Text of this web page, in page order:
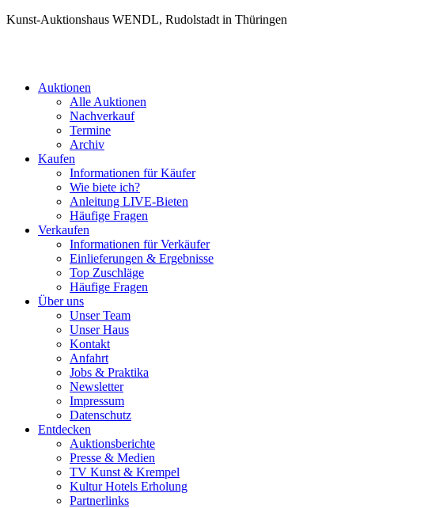
Kunst-Auktionshaus WENDL, Rudolstadt in Thüringen
Auktionen
Alle Auktionen
Nachverkauf
Termine
Archiv
Kaufen
Informationen für Käufer
Wie biete ich?
Anleitung LIVE-Bieten
Häufige Fragen
Verkaufen
Informationen für Verkäufer
Einlieferungen & Ergebnisse
Top Zuschläge
Häufige Fragen
Über uns
Unser Team
Unser Haus
Kontakt
Anfahrt
Jobs & Praktika
Newsletter
Impressum
Datenschutz
Entdecken
Auktionsberichte
Presse & Medien
TV Kunst & Krempel
Kultur Hotels Erholung
Partnerlinks